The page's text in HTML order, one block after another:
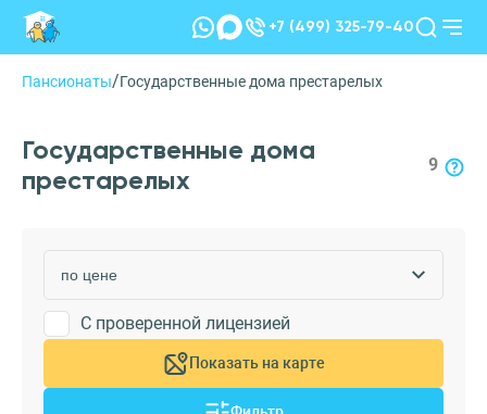
+7 (499) 325-79-40
Пансионаты/Государственные дома престарелых
Государственные дома
престарелых
9
С проверенной лицензией
Показать на карте